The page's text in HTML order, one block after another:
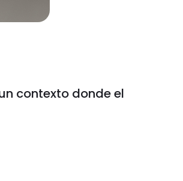
contexto donde el